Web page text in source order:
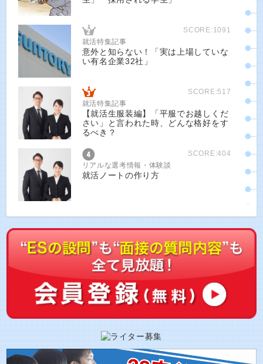
SCORE:1091
就活特集記事
意外と知らない！「実は上場していな
い有名企業32社」
SCORE:517
就活特集記事
【就活生服装編】「平服でお越しくだ
さい」と言われた時、どんな格好をす
るべき？
SCORE:404
リアルな選考情報・体験談
就活ノートの作り方